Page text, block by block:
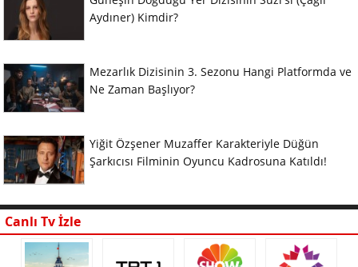
Aydıner) Kimdir?
Mezarlık Dizisinin 3. Sezonu Hangi Platformda ve
Ne Zaman Başlıyor?
Yiğit Özşener Muzaffer Karakteriyle Düğün
Şarkıcısı Filminin Oyuncu Kadrosuna Katıldı!
Canlı Tv İzle